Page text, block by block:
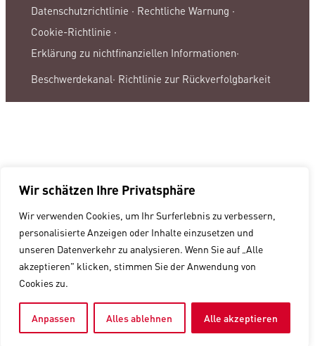
Wir schätzen Ihre Privatsphäre
Wir verwenden Cookies, um Ihr Surferlebnis zu verbessern,
personalisierte Anzeigen oder Inhalte einzusetzen und
unseren Datenverkehr zu analysieren. Wenn Sie auf „Alle
akzeptieren" klicken, stimmen Sie der Anwendung von
Cookies zu.
Anpassen Alles ablehnen Alle akzeptieren
Datenschutzrichtlinie · Rechtliche Warnung ·
Cookie-Richtlinie ·
Erklärung zu nichtfinanziellen Informationen·
Beschwerdekanal· Richtlinie zur Rückverfolgbarkeit